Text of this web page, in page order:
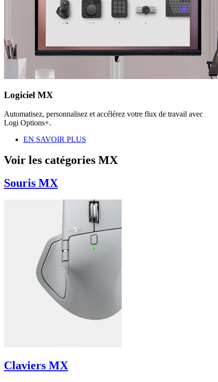
Logiciel MX
Automatisez, personnalisez et accélérez votre flux de travail avec
Logi Options+.
EN SAVOIR PLUS
Voir les catégories MX
Souris MX
Claviers MX